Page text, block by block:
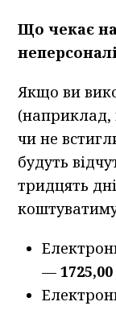
Що чекає
Якщо ви
(наприклад,
чи не
будуть
тридцять
—